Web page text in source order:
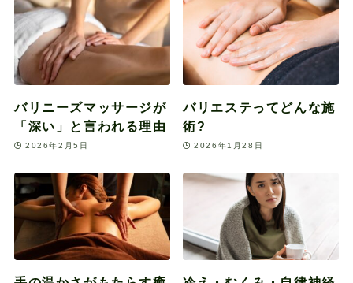
バリニーズマッサージが
「深い」と言われる理由
2026年2月5日
バリエステってどんな施
術?
2026年1月28日